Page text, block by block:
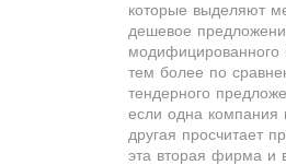
которые выделяют
дешевое
модифицированного
тем более по
тендерного
если одна компания
другая просчитает
эта вторая фирма и